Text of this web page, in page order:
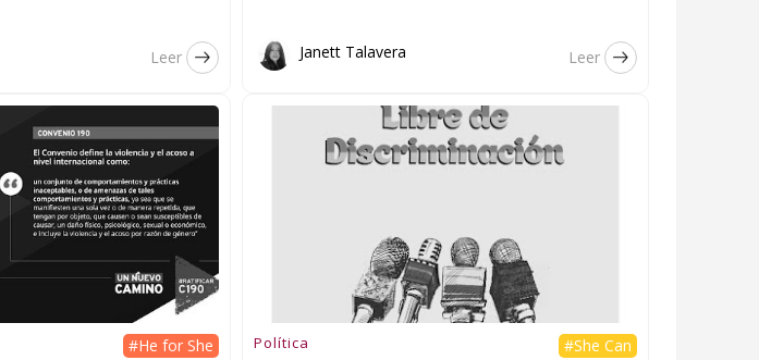
Leer Janett Talavera Leer
#He for She Política #She Can